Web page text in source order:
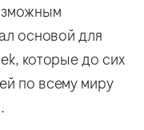
основой для
которые до сих
по всему миру
.